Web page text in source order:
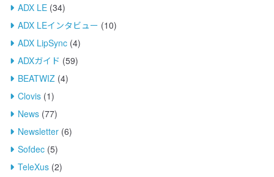
ADX LE (34)
ADX LEインタビュー (10)
ADX LipSync (4)
ADXガイド (59)
BEATWIZ (4)
Clovis (1)
News (77)
Newsletter (6)
Sofdec (5)
TeleXus (2)